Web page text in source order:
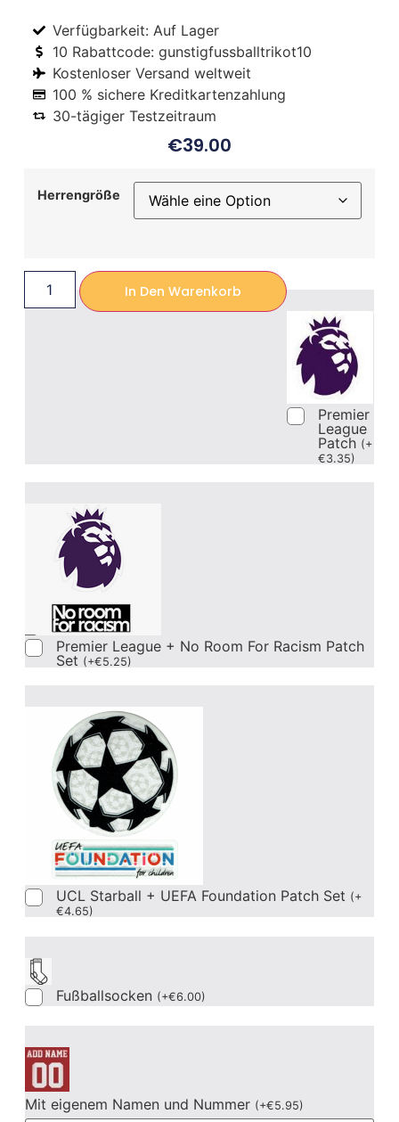
Verfügbarkeit: Auf Lager
10 Rabattcode: gunstigfussballtrikot10
Kostenloser Versand weltweit
100 % sichere Kreditkartenzahlung
30-tägiger Testzeitraum
€39.00
Herrengröße
In Den Warenkorb
Premier
League
Patch (+
€3.35)
Premier League + No Room For Racism Patch
Set (+€5.25)
UCL Starball + UEFA Foundation Patch Set (+
€4.65)
Fußballsocken (+€6.00)
Mit eigenem Namen und Nummer (+€5.95)